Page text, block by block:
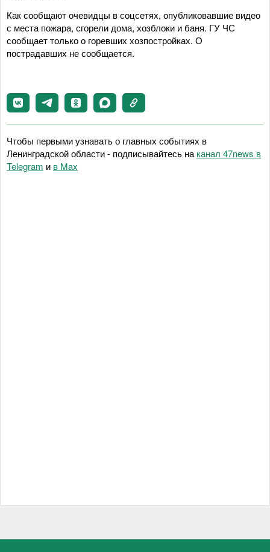
Как сообщают очевидцы в соцсетях, опубликовавшие видео
с места пожара, сгорели дома, хозблоки и баня. ГУ ЧС
сообщает только о горевших хозпостройках. О
пострадавших не сообщается.
Чтобы первыми узнавать о главных событиях в
Ленинградской области - подписывайтесь на канал 47news в
Telegram и в Maх